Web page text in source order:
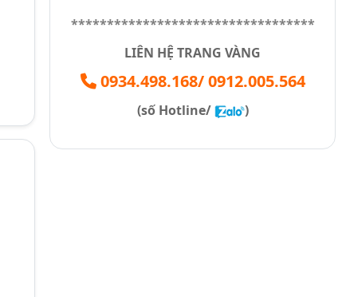
**********************************
LIÊN HỆ TRANG VÀNG
0934.498.168/0912.005.564
(số Hotline/ )